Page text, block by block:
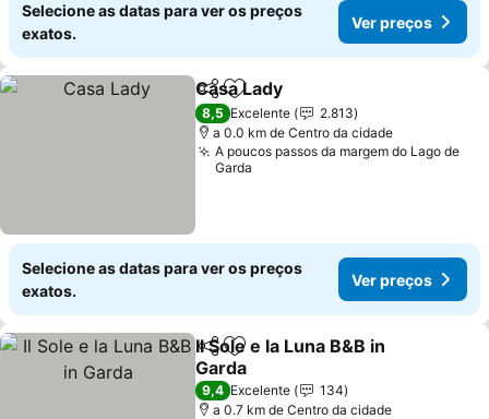
Selecione as datas para ver os preços
exatos.
Ver preços
PartilharAdicionar aos favoritos
Casa Lady
8,5 Excelente
2.813
a 0.0 km de Centro da cidade
A poucos passos da margem do Lago de
Garda
Selecione as datas para ver os preços
exatos.
Ver preços
PartilharAdicionar aos favoritos
Il Sole e la Luna B&B in
Garda
Ver preços
9,4 Excelente
134
a 0.7 km de Centro da cidade